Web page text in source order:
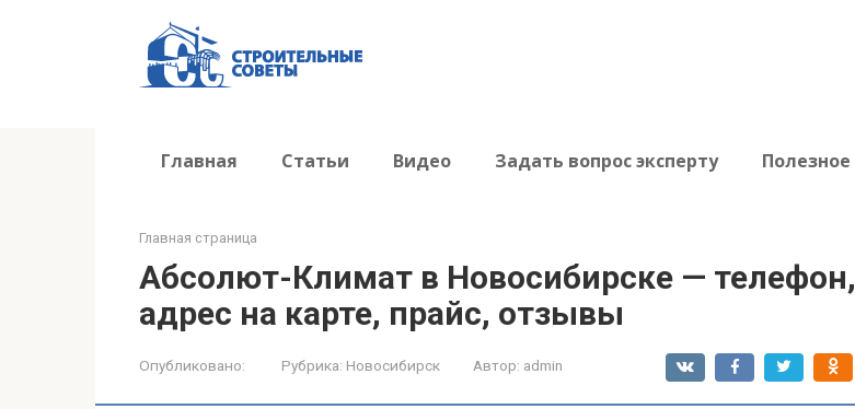
Главная Статьи Видео Задать вопрос эксперту Полезное
Главная страница
Абсолют-Климат в Новосибирске — телефон,
адрес на карте, прайс, отзывы
Опубликовано: Рубрика: Новосибирск Автор: admin